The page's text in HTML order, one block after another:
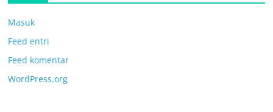
Masuk
Feed entri
Feed komentar
WordPress.org